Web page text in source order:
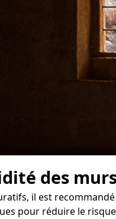
des
il est
pour réduire le